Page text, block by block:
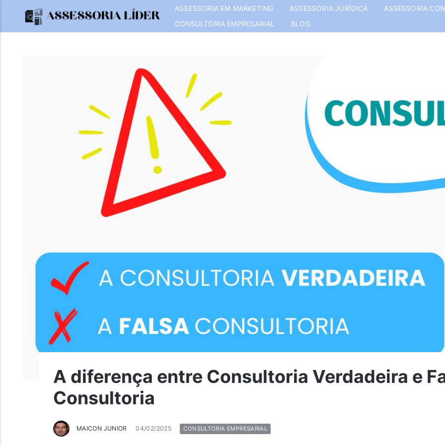
ASSESSORIA EM MARKETING ASSESSORIA JURÍDICA
ASSESSORIA
CONSULTORIA EMPRESARIAL
BLOG
A diferença entre Consultoria Verdadeira e
Consultoria
MAICON JUNIOR 04/02/2025 CONSULTORIA EMPRESARIAL